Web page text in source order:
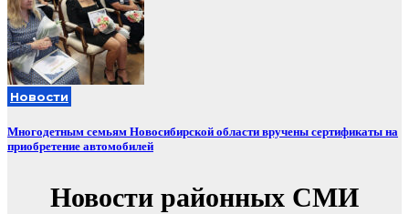
Новости
Многодетным семьям Новосибирской области вручены сертификаты на
приобретение автомобилей